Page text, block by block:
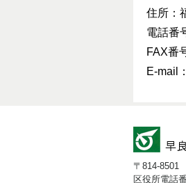
住所：
電話番
FAX番
E-mail：
〒814-8501
区役所電話